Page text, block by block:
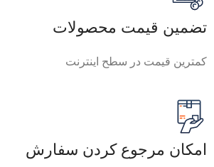
تضمین قیمت محصولات
کمترین قیمت در سطح اینترنت
امکان مرجوع کردن سفارش